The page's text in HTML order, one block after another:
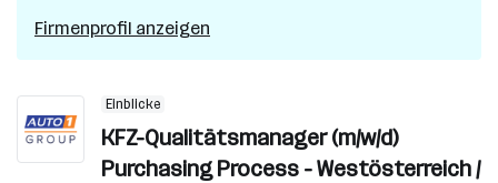
Firmenprofil anzeigen
Einblicke
KFZ-Qualitätsmanager (m/w/d)
Purchasing Process - Westösterreich /